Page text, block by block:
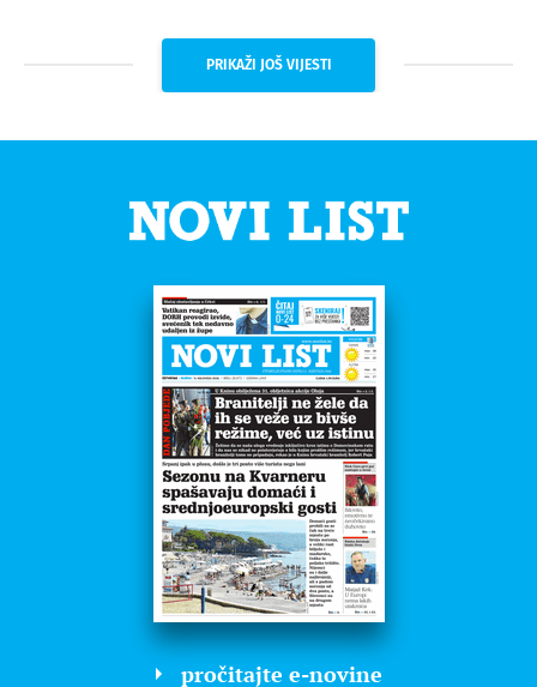
PRIKAŽI JOŠ VIJESTI
pročitajte e-novine